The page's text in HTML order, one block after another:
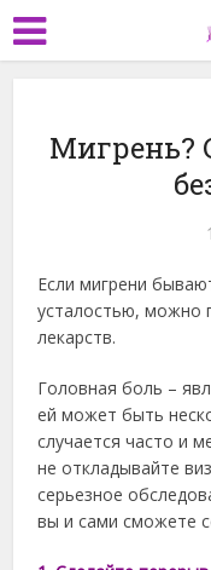
Мигрень?
Если мигрени
усталостью, можно
лекарств.
Головная боль –
ей может быть
случается часто и
не откладывайте
серьезное
вы и сами сможете